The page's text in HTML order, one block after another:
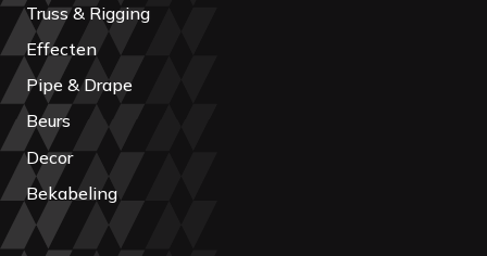
Truss & Rigging
Effecten
Pipe & Drape
Beurs
Decor
Bekabeling